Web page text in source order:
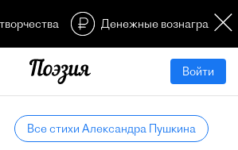
Денежные
Войти
Все стихи Александра Пушкина